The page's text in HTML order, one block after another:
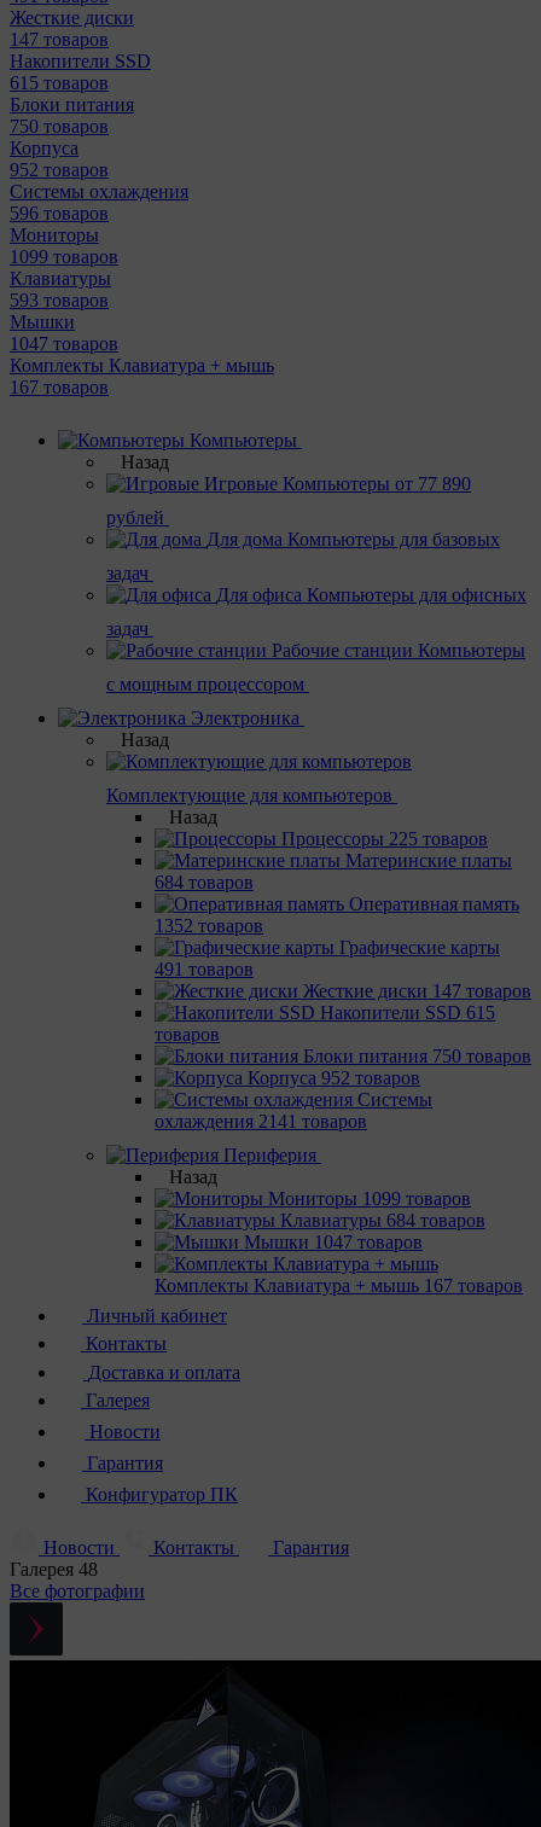
Жесткие диски
147 товаров
Накопители SSD
615 товаров
Блоки питания
750 товаров
Корпуса
952 товаров
Системы охлаждения
596 товаров
Мониторы
1099 товаров
Клавиатуры
593 товаров
Мышки
1047 товаров
Комплекты Клавиатура + мышь
167 товаров
Компьютеры
Назад
Игровые Компьютеры от 77 890
рублей
Для дома Компьютеры для базовых
задач
Для офиса Компьютеры для офисных
задач
Рабочие станции Компьютеры
с мощным процессором
Электроника
Назад
Комплектующие для компьютеров
Назад
Процессоры 225 товаров
Материнcкие платы
684 товаров
Оперативная память
1352 товаров
Графические карты
491 товаров
Жесткие диски 147 товаров
Накопители SSD 615
товаров
Блоки питания 750 товаров
Корпуса 952 товаров
Системы
охлаждения 2141 товаров
Периферия
Назад
Мониторы 1099 товаров
Клавиатуры 684 товаров
Мышки 1047 товаров
Комплекты Клавиатура + мышь 167 товаров
Личный кабинет
Контакты
Доставка и оплата
Галерея
Новости
Гарантия
Конфигуратор ПК
Новости Контакты
Гарантия
Галерея 48
Все фотографии